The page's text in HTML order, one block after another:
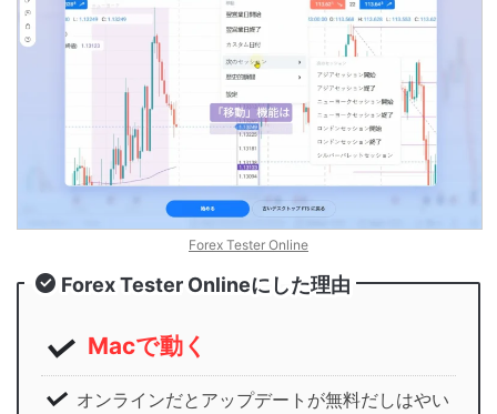
Forex Tester Online
Forex Tester Onlineにした理由
Macで動く
オンラインだとアップデートが無料だしはやい